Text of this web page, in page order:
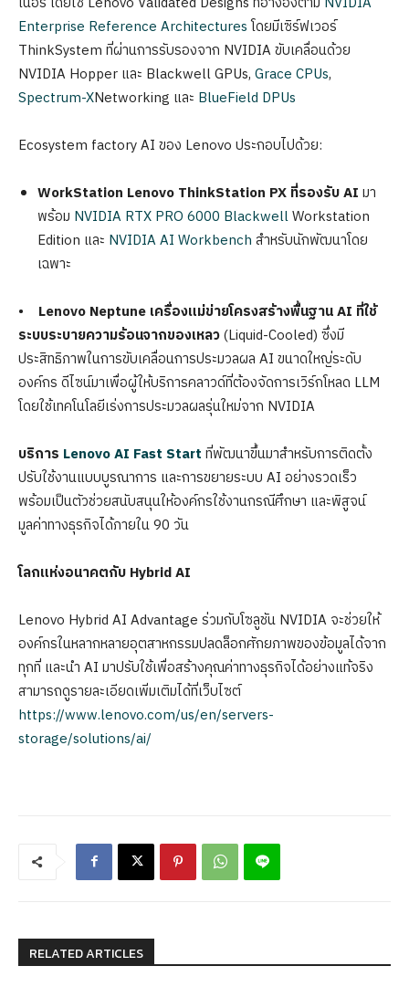
Enterprise Reference Architecturesโดยมีเซิร์ฟเวอร์
ThinkSystem ที่ผ่านการรับรองจาก NVIDIA ขับเคลื่อนด้วย
NVIDIA Hopper และ Blackwell GPUs, Grace CPUs,
Spectrum-XNetworking และ BlueField DPUs
Ecosystem factory AI ของ Lenovo ประกอบไปด้วย:
WorkStation Lenovo ThinkStation PX ที่รองรับ AI มา
พร้อม NVIDIA RTX PRO 6000 BlackwellWorkstation
Edition และ NVIDIA AI Workbench สำหรับนักพัฒนาโดย
เฉพาะ
• Lenovo Neptune เครื่องแม่ข่ายโครงสร้างพื้นฐาน AI ที่ใช้
ระบบระบายความร้อนจากของเหลว(Liquid-Cooled) ซึ่งมี
ประสิทธิภาพในการขับเคลื่อนการประมวลผล AI ขนาดใหญ่ระดับ
องค์กร ดีไซน์มาเพื่อผู้ให้บริการคลาวด์ที่ต้องจัดการเวิร์กโหลด LLM
โดยใช้เทคโนโลยีเร่งการประมวลผลรุ่นใหม่จาก NVIDIA
บริการ Lenovo AI Fast Start ที่พัฒนาขึ้นมาสำหรับการติดตั้ง
ปรับใช้งานแบบบูรณาการ และการขยายระบบ AI อย่างรวดเร็ว
พร้อมเป็นตัวช่วยสนับสนุนให้องค์กรใช้งานกรณีศึกษา และพิสูจน์
มูลค่าทางธุรกิจได้ภายใน 90 วัน
โลกแห่งอนาคตกับ Hybrid AI
Lenovo Hybrid AI Advantage ร่วมกับโซลูชัน NVIDIA จะช่วยให้
องค์กรในหลากหลายอุตสาหกรรมปลดล็อกศักยภาพของข้อมูลได้จาก
ทุกที่ และนำ AI มาปรับใช้เพื่อสร้างคุณค่าทางธุรกิจได้อย่างแท้จริง
สามารถดูรายละเอียดเพิ่มเติมได้ที่เว็บไซต์
https://www.lenovo.com/us/en/servers-
storage/solutions/ai/
RELATED ARTICLES